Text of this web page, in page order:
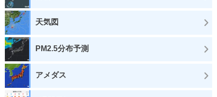
天気図
PM2.5分布予測
アメダス